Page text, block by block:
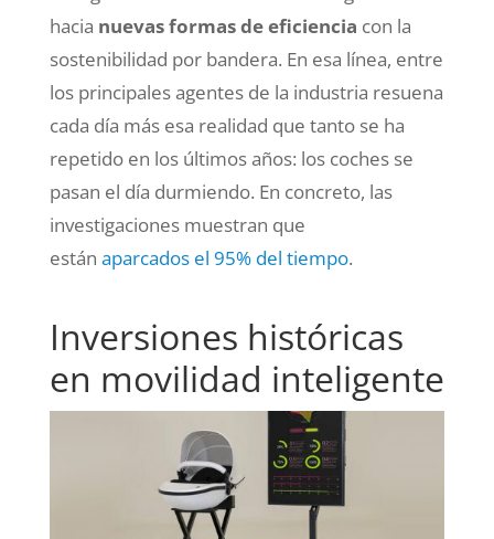
hacia nuevas formas de eficiencia con la
sostenibilidad por bandera. En esa línea, entre
los principales agentes de la industria resuena
cada día más esa realidad que tanto se ha
repetido en los últimos años: los coches se
pasan el día durmiendo. En concreto, las
investigaciones muestran que
están aparcados el 95% del tiempo.
Inversiones históricas
en movilidad inteligente